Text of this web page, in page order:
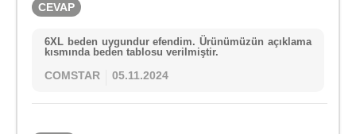
CEVAP
6XL beden uygundur efendim. Ürünümüzün açıklama
kısmında beden tablosu verilmiştir.
COMSTAR 05.11.2024